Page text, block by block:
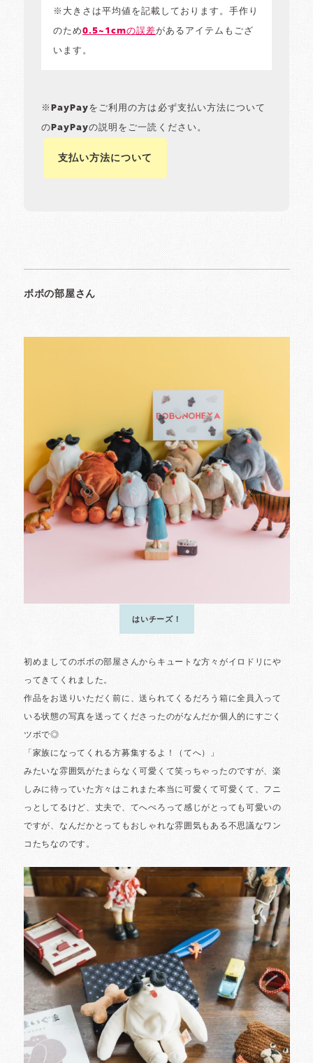
※大きさは平均値を記載しております。手作り
のため0.5~1cmの誤差があるアイテムもござ
います。
※PayPayをご利用の方は必ず支払い方法について
のPayPayの説明をご一読ください。
支払い方法について